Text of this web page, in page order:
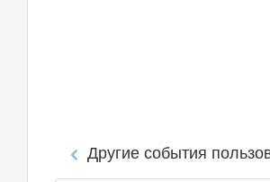
Другие события